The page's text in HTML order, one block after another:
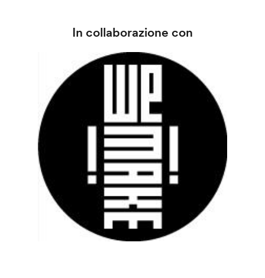
In collaborazione con